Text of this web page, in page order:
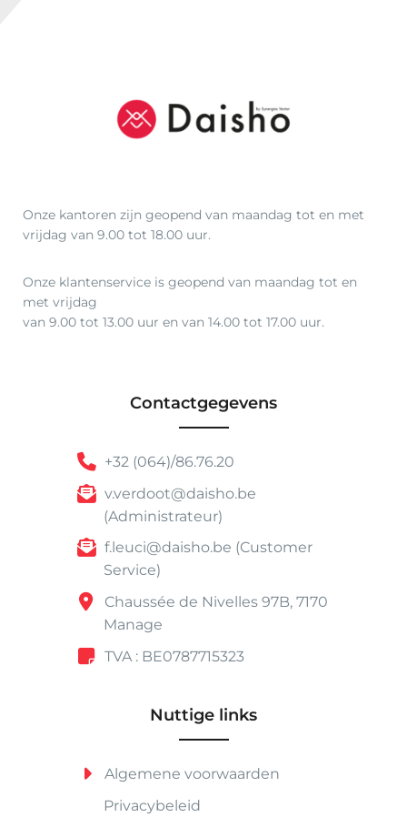
Onze kantoren zijn geopend van maandag tot en met
vrijdag van 9.00 tot 18.00 uur.
Onze klantenservice is geopend van maandag tot en
met vrijdag
van 9.00 tot 13.00 uur en van 14.00 tot 17.00 uur.
Contactgegevens
+32 (064)/86.76.20
v.verdoot@daisho.be
(Administrateur)
f.leuci@daisho.be (Customer
Service)
Chaussée de Nivelles 97B, 7170
Manage
TVA : BE0787715323
Nuttige links
Algemene voorwaarden
Privacybeleid